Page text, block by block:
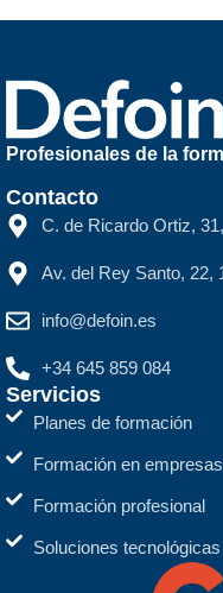
Profesionales de la
Contacto
C. de Ricardo Ortiz,
Av. del Rey Santo, 22,
info@defoin.es
+34 645 859 084
Servicios
Planes de formación
Formación en empresas
Formación profesional
Soluciones tecnológicas